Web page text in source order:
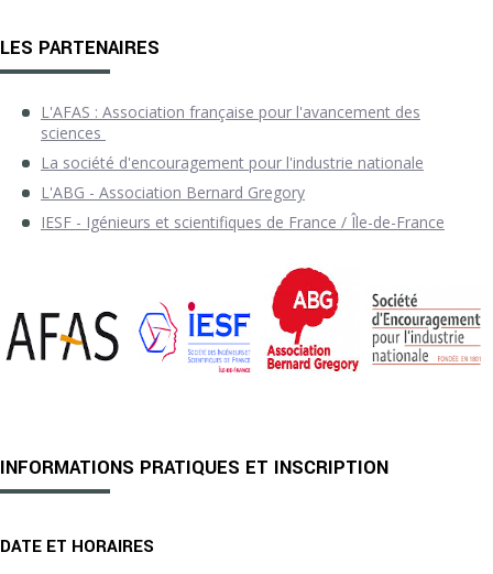
LES PARTENAIRES
L'AFAS : Association française pour l'avancement des
sciences
La société d'encouragement pour l'industrie nationale
L'ABG - Association Bernard Gregory
IESF - Igénieurs et scientifiques de France / Île-de-France
INFORMATIONS PRATIQUES ET INSCRIPTION
DATE ET HORAIRES